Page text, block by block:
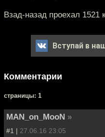
Взад-назад проехал 1521
Вступай в
Комментарии
cтраницы: 1
MAN_on_MooN »
#1 | 27.06.16 23:05